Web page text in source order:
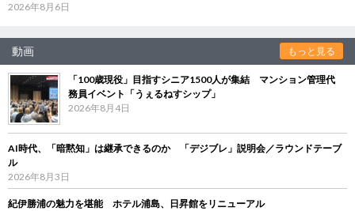
2026年8月6日
動画 もっと見る
「100歳現役」目指すシニア1500人が集結 マンション管理代
務員イベント「うぇるねすシップ」
2026年8月4日
AI時代、「暗黙知」は継承できるのか 「デジブレ」説明会／ラウンドテーブ
ル
2026年8月3日
紀伊勝浦の魅力を堪能 ホテル浦島、日昇館をリニューアル